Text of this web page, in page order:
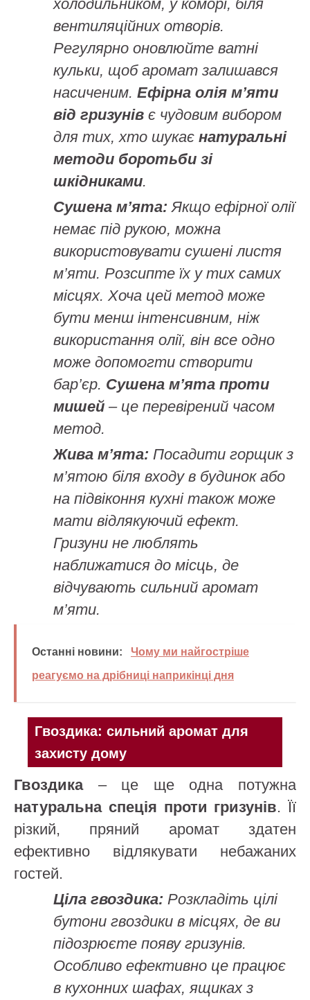
холодильником, у коморі, біля
вентиляційних отворів.
Регулярно оновлюйте ватні
кульки, щоб аромат залишався
насиченим.Ефірна олія м’яти
від гризунів є чудовим вибором
для тих, хто шукаєнатуральні
методи боротьби зі
шкідниками.
Сушена м’ята: Якщо ефірної олії
немає під рукою, можна
використовувати сушені листя
м’яти. Розсипте їх у тих самих
місцях. Хоча цей метод може
бути менш інтенсивним, ніж
використання олії, він все одно
може допомогти створити
бар’єр. Сушена м’ята проти
мишей – це перевірений часом
метод.
Жива м’ята: Посадити горщик з
м’ятою біля входу в будинок або
на підвіконня кухні також може
мати відлякуючий ефект.
Гризуни не люблять
наближатися до місць, де
відчувають сильний аромат
м’яти.
Останні новини:
Чому ми найгостріше
реагуємо на дрібниці наприкінці дня
Гвоздика: сильний аромат для
захисту дому
Гвоздика– це ще одна потужна
натуральна спеція проти гризунів. Її
різкий, пряний аромат здатен
ефективно відлякувати небажаних
гостей.
Ціла гвоздика: Розкладіть цілі
бутони гвоздики в місцях, де ви
підозрюєте появу гризунів.
Особливо ефективно це працює
в кухонних шафах, ящиках з